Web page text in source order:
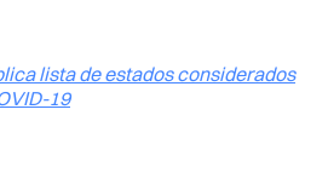
lista de estados considerados
19